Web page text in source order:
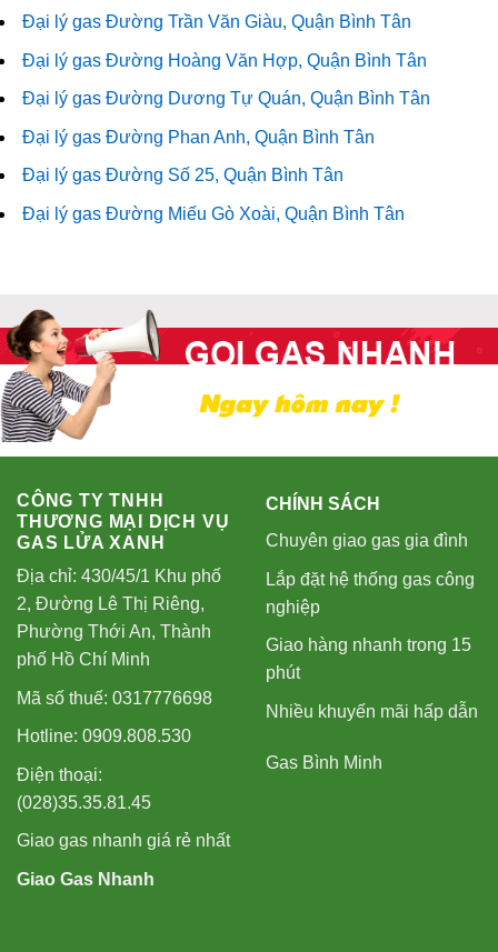
Đại lý gas Đường Trần Văn Giàu, Quận Bình Tân
Đại lý gas Đường Hoàng Văn Hợp, Quận Bình Tân
Đại lý gas Đường Dương Tự Quán, Quận Bình Tân
Đại lý gas Đường Phan Anh, Quận Bình Tân
Đại lý gas Đường Số 25, Quận Bình Tân
Đại lý gas Đường Miếu Gò Xoài, Quận Bình Tân
CÔNG TY TNHH
THƯƠNG MẠI DỊCH VỤ
GAS LỬA XANH
Địa chỉ: 430/45/1 Khu phố
2, Đường Lê Thị Riêng,
Phường Thới An, Thành
phố Hồ Chí Minh
Mã số thuế: 0317776698
Hotline: 0909.808.530
Điện thoại:
(028)35.35.81.45
Giao gas nhanh giá rẻ nhất
Giao Gas Nhanh
CHÍNH SÁCH
Chuyên giao gas gia đình
Lắp đặt hệ thống gas công
nghiệp
Giao hàng nhanh trong 15
phút
Nhiều khuyến mãi hấp dẫn
Gas Bình Minh